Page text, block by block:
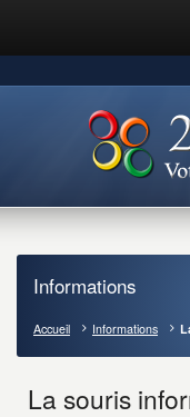
Informations
Accueil Informations
La souris